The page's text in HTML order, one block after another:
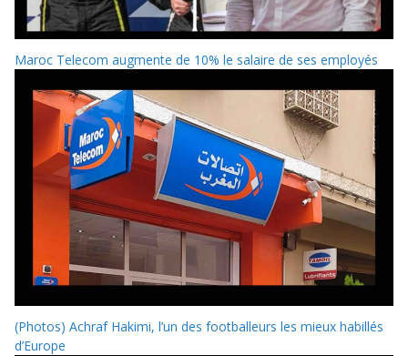
Maroc Telecom augmente de 10% le salaire de ses employés
(Photos) Achraf Hakimi, l’un des footballeurs les mieux habillés
d’Europe